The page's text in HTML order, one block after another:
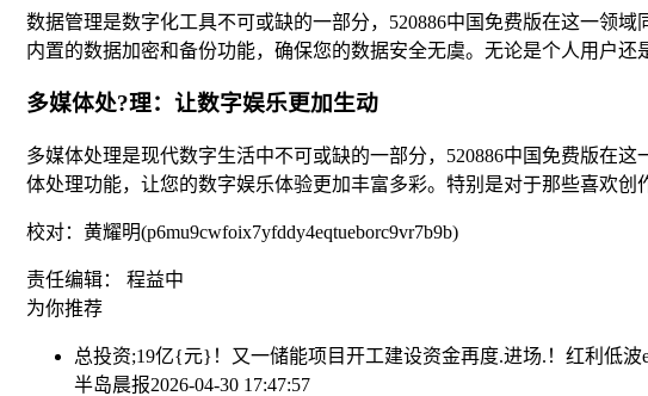
数据管理是数字化工具不可或缺的一部分，520886中国免费版在这一领
内置的数据加密和备份功能，确保您的数据安全无虞。无论是个人用户
多媒体处?理：让数字娱乐更加生动
多媒体处理是现代数字生活中不可或缺的一部分，520886中国免费版在
体处理功能，让您的数字娱乐体验更加丰富多彩。特别是对于那些喜欢
校对：黄耀明(p6mu9cwfoix7yfddy4eqtueborc9vr7b9b)
责任编辑： 程益中
为你推荐
总投资;19亿{元}！又一储能项目开工建设资金再度.进场.！红利低波
半岛晨报2026-04-30 17:47:57